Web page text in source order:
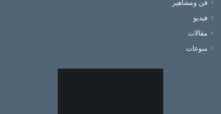
فن ومشاهير
فيديو
مقالات
منوعات